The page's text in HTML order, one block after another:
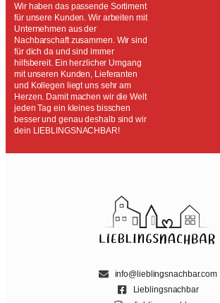
Wir haben das passende Sortiment
für unsere Kunden. Wir arbeiten mit
Unternehmen aus der
Nachbarschaft zusammen. Wir sind
für dich da und sind immer
hilfsbereit. Ein herzlicher Umgang
mit unseren Kunden, Lieferanten
und Kollegen liegt uns sehr am
Herzen. Damit machen wir die Welt
jeden Tag ein kleines bisschen
besser und genau deshalb sind wir
dein LIEBLINGSNACHBAR!
info@lieblingsnachbar.com
Lieblingsnachbar